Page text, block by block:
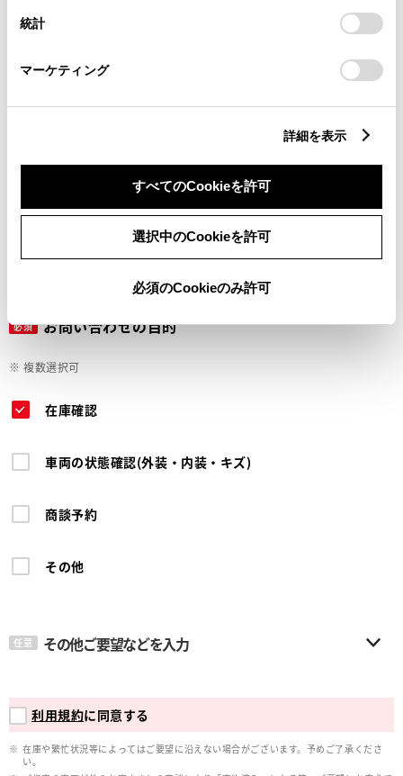
設定の変更、同意を撤回したりするにあたっては、当社の
「Cookie（クッキー）情報の取り扱いについて
」をご覧くだ
統計
マーケティング
詳細を表示
すべてのCookieを許可
選択中のCookieを許可
必須のCookieのみ許可
必須 ご希望の連絡方法
Eメール
メールアドレス
必須 お問い合わせの目的
※ 複数選択可
在庫確認
車両の状態確認(外装・内装・キズ)
商談予約
その他
任意 その他ご要望などを入力
利用規約に同意する
在庫や繁忙状況等によってはご要望に沿えない場合がございます。予めご了承くださ
い。